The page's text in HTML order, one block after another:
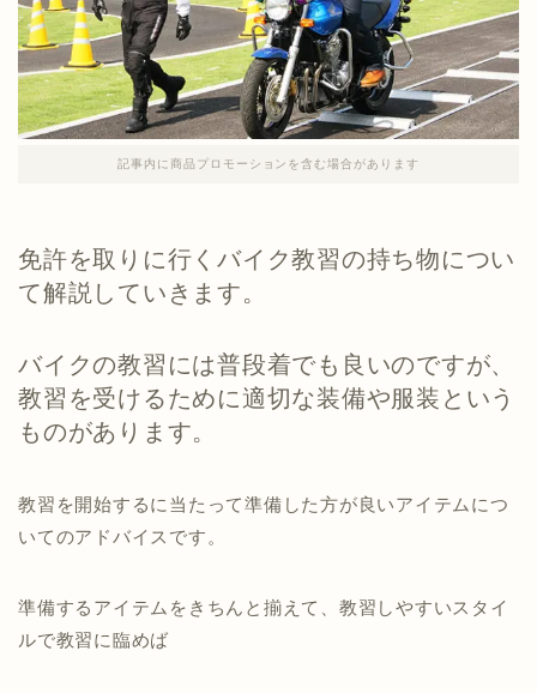
記事内に商品プロモーションを含む場合があります
免許を取りに行くバイク教習の持ち物につい
て解説していきます。
バイクの教習には普段着でも良いのですが、
教習を受けるために適切な装備や服装という
ものがあります。
教習を開始するに当たって準備した方が良いアイテムにつ
いてのアドバイスです。
準備するアイテムをきちんと揃えて、教習しやすいスタイ
ルで教習に臨めば